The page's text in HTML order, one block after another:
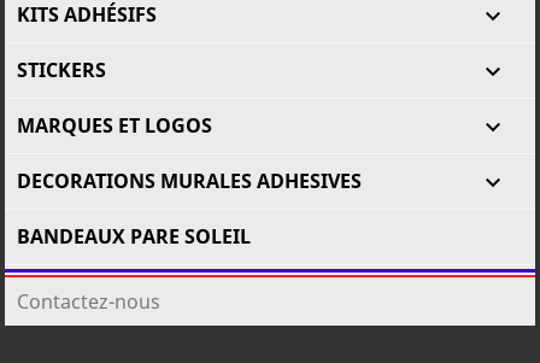

KITS ADHÉSIFS

STICKERS

MARQUES ET LOGOS

DECORATIONS MURALES ADHESIVES
BANDEAUX PARE SOLEIL
Contactez-nous